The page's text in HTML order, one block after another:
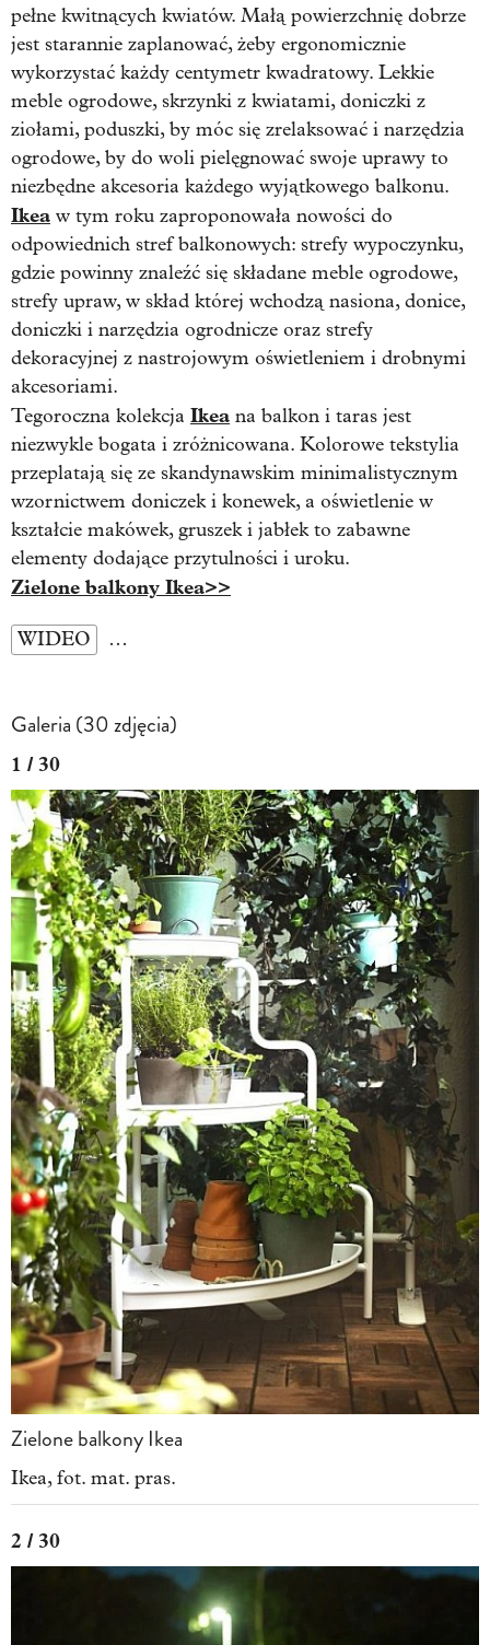
pełne kwitnących kwiatów. Małą powierzchnię dobrze
jest starannie zaplanować, żeby ergonomicznie
wykorzystać każdy centymetr kwadratowy. Lekkie
meble ogrodowe, skrzynki z kwiatami, doniczki z
ziołami, poduszki, by móc się zrelaksować i narzędzia
ogrodowe, by do woli pielęgnować swoje uprawy to
niezbędne akcesoria każdego wyjątkowego balkonu.
Ikea w tym roku zaproponowała nowości do
odpowiednich stref balkonowych: strefy wypoczynku,
gdzie powinny znaleźć się składane meble ogrodowe,
strefy upraw, w skład której wchodzą nasiona, donice,
doniczki i narzędzia ogrodnicze oraz strefy
dekoracyjnej z nastrojowym oświetleniem i drobnymi
akcesoriami.
Tegoroczna kolekcja Ikea na balkon i taras jest
niezwykle bogata i zróżnicowana. Kolorowe tekstylia
przeplatają się ze skandynawskim minimalistycznym
wzornictwem doniczek i konewek, a oświetlenie w
kształcie makówek, gruszek i jabłek to zabawne
elementy dodające przytulności i uroku.
Zielone balkony Ikea>>
WIDEO …
Galeria (30 zdjęcia)
1 / 30
Zielone balkony Ikea
Ikea, fot. mat. pras.
2 / 30